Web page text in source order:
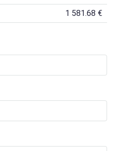
1 581.68 €